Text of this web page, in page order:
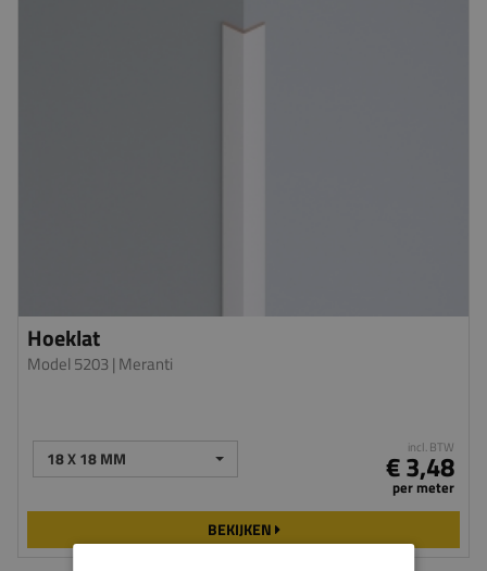
Hoeklat
Model 5203 | Meranti
18 X 18 MM incl. BTW
€ 3,48
per meter
BEKIJKEN